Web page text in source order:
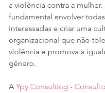
a violência contra a mulher.
fundamental envolver
interessadas e criar uma
organizacional que não
violência e promova a
gênero.
A Ypy Consulting -